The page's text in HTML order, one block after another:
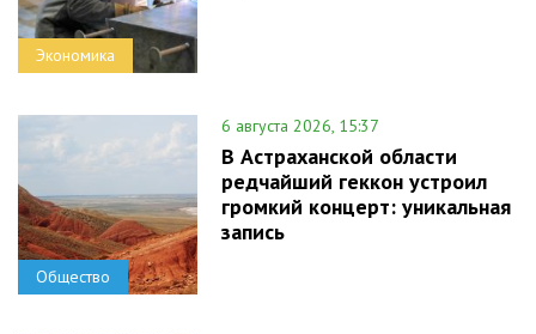
Экономика
Общество
6 августа 2026, 15:37
В Астраханской области
редчайший геккон устроил
громкий концерт: уникальная
запись